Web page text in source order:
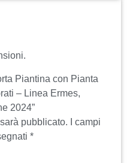
Piantina con Pianta
– Linea Ermes,
2024”
pubblicato.
I campi
*